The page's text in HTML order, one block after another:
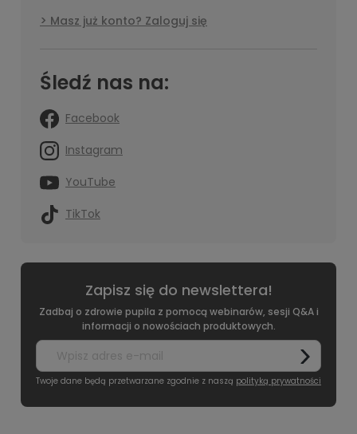
Masz już konto? Zaloguj się
Śledź nas na:
Facebook
Instagram
YouTube
TikTok
Zapisz się do newslettera!
Zadbaj o zdrowie pupila z pomocą webinarów, sesji Q&A i
informacji o nowościach produktowych.
Twoje dane będą przetwarzane zgodnie z naszą polityką prywatności